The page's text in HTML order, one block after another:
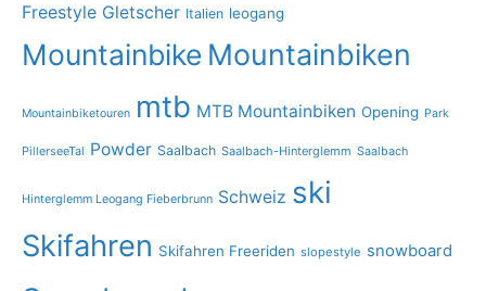
Freestyle Gletscher Italien leogang
Mountainbike Mountainbiken
Mountainbiketouren mtb MTB Mountainbiken Opening Park
PillerseeTal Powder Saalbach Saalbach-Hinterglemm Saalbach
Hinterglemm Leogang Fieberbrunn Schweiz ski
Skifahren Skifahren Freeriden slopestyle snowboard